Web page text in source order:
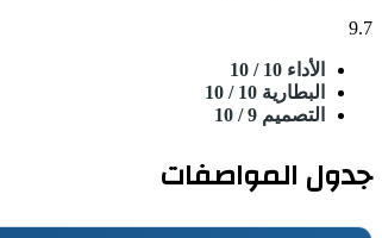
9.7
الأداء 10
/ 10
البطارية 10
/ 10
التصميم 9
/ 10
جدول المواصفات